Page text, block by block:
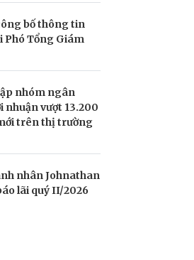
bố thông tin
Phó Tổng Giám
nhóm ngân
nhuận vượt 13.200
trên thị trường
nhân Johnathan
lãi quý II/2026